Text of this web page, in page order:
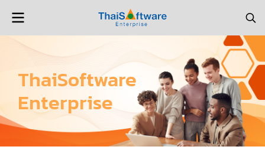
ThaiSoftware
Enterprise